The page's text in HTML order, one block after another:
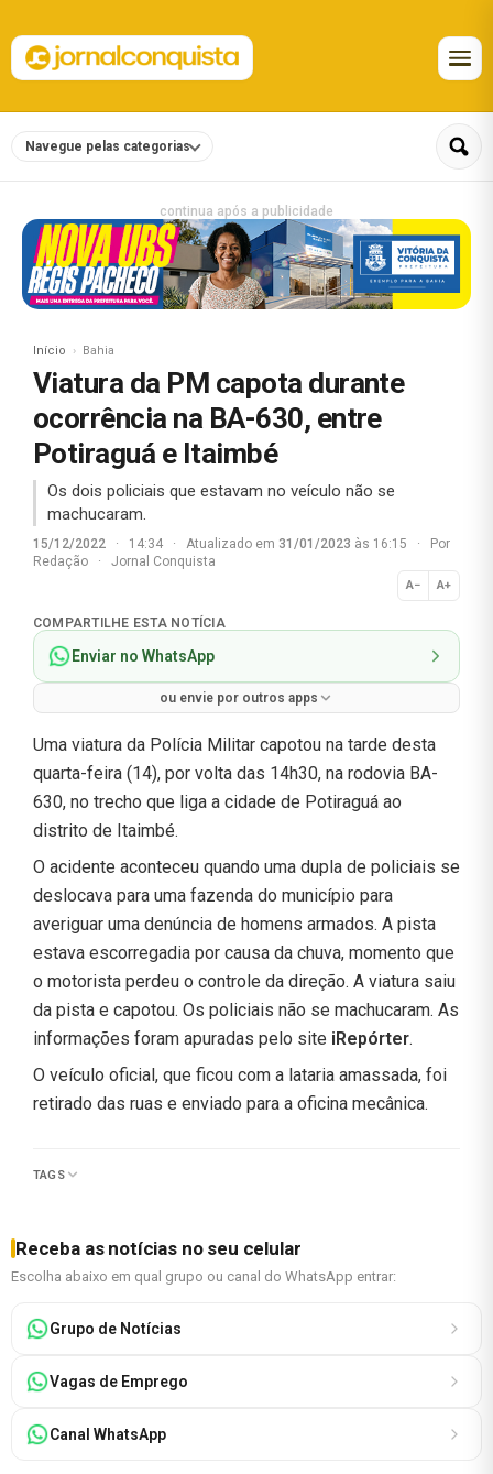
Navegue pelas categorias
continua após a publicidade
Início Bahia
Viatura da PM capota durante
ocorrência na BA-630, entre
Potiraguá e Itaimbé
Os dois policiais que estavam no veículo não se
machucaram.
15/12/2022 · 14:34 · Atualizado em 31/01/2023 às 16:15 ·
Por
Redação
· Jornal Conquista
A− A+
Normal
COMPARTILHE ESTA NOTÍCIA
Enviar no WhatsApp
ou envie por outros apps
Uma viatura da Polícia Militar capotou na tarde desta
quarta-feira (14), por volta das 14h30, na rodovia BA-
630, no trecho que liga a cidade de Potiraguá ao
distrito de Itaimbé.
O acidente aconteceu quando uma dupla de policiais se
deslocava para uma fazenda do município para
averiguar uma denúncia de homens armados. A pista
estava escorregadia por causa da chuva, momento que
o motorista perdeu o controle da direção. A viatura saiu
da pista e capotou. Os policiais não se machucaram. As
informações foram apuradas pelo site iRepórter.
O veículo oficial, que ficou com a lataria amassada, foi
retirado das ruas e enviado para a oficina mecânica.
TAGS
Receba as notícias no seu celular
Escolha abaixo em qual grupo ou canal do WhatsApp entrar:
Grupo de Notícias
Vagas de Emprego
Canal WhatsApp